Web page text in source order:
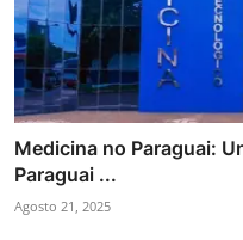
Medicina no Paraguai:
Paraguai ...
Agosto 21, 2025